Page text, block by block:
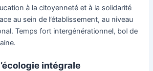
à la citoyenneté et à la solidarité
au sein de l’établissement, au niveau
Temps fort intergénérationnel, bol de
intégrale